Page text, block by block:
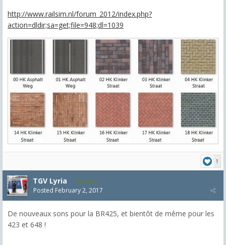
http://www.railsim.nl/forum_2012/index.php?
action=dldir;sa=get;file=948;dl=1039
1
TGV Lyria 1,032
Posted February 2, 2017
De nouveaux sons pour la BR425, et bientôt de même pour les
423 et 648 !